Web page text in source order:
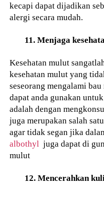
kecapi dapat dijadikan
alergi secara mudah.
11. Menjaga
Kesehatan mulut
kesehatan mulut yang
seseorang mengalami
dapat anda gunakan
adalah dengan
juga merupakan salah
agar tidak segan jika
albothyl juga dapat di
mulut
12. Mencerahkan